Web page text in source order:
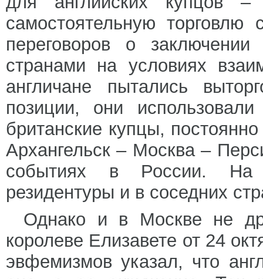
самостоятельную
переговоров о
странами на условиях
англичане пытались
позиции, они
британские купцы,
Архангельск – Москва –
событиях в России. На
резидентуры и в соседних
Однако и в Москве не
королеве Елизавете от 24
эвфемизмов указал, что